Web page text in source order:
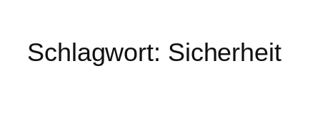
Schlagwort: Sicherheit